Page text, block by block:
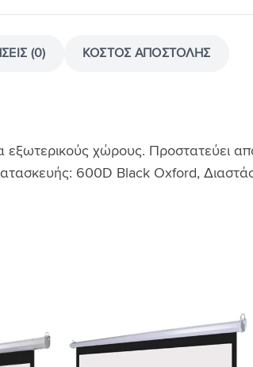
(0) ΚΌΣΤΟΣ ΑΠΟΣΤΟΛΉΣ
χώρους. Προστατεύει
600D Black Oxford,
Επιθυμιών
στη Λίστα
Επιθυμιών